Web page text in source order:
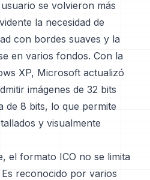
se volvieron más
la necesidad de
con bordes suaves y la
en varios fondos. Con la
XP, Microsoft actualizó
imágenes de 32 bits
de 8 bits, lo que permite
y visualmente
el formato ICO no se limita
reconocido por varios